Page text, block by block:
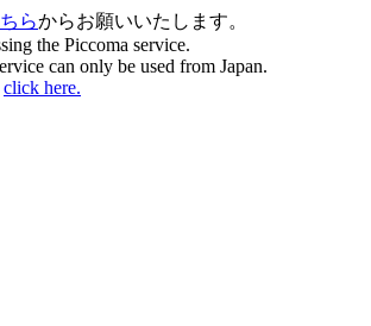
らからお願いいたします。
the Piccoma service.
can only be used from Japan.
click here.